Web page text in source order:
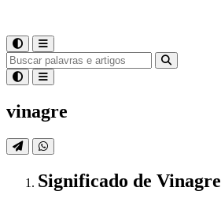
vinagre
Significado de Vinagre